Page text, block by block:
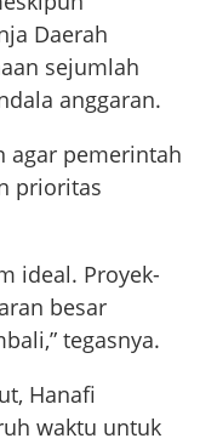
Daerah
sejumlah
anggaran.
agar pemerintah
prioritas
ideal. Proyek-
besar
tegasnya.
Hanafi
waktu untuk